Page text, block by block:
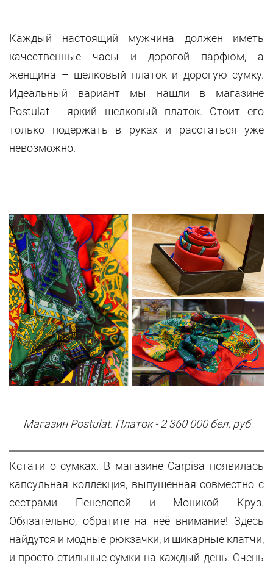
Каждый настоящий мужчина должен иметь
качественные часы и дорогой парфюм, а
женщина – шелковый платок и дорогую сумку.
Идеальный вариант мы нашли в магазине
Postulat - яркий шелковый платок. Стоит его
только подержать в руках и расстаться уже
невозможно.
Магазин Postulat. Платок - 2 360 000 бел. руб
Кстати о сумках. В магазине Carpisa появилась
капсульная коллекция, выпущенная совместно с
сестрами Пенелопой и Моникой Круз.
Обязательно, обратите на неё внимание! Здесь
найдутся и модные рюкзачки, и шикарные клатчи,
и просто стильные сумки на каждый день. Очень